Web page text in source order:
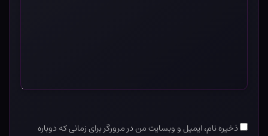
ذخیره نام، ایمیل و وبسایت من در مرورگر برای زمانی که دوباره